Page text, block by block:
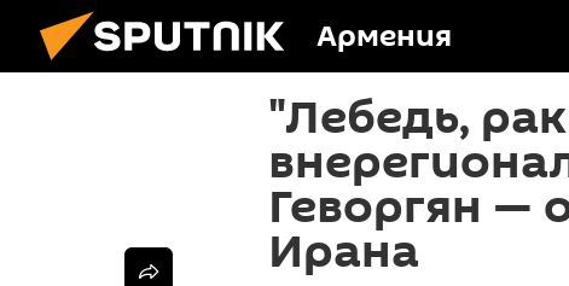
Армения
"Лебедь,
Геворгян —
Ирана